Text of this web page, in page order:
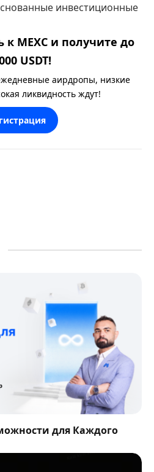
инвестиционные
к MEXC и получите до
USDT!
аирдропы, низкие
ликвидность ждут!
для Каждого